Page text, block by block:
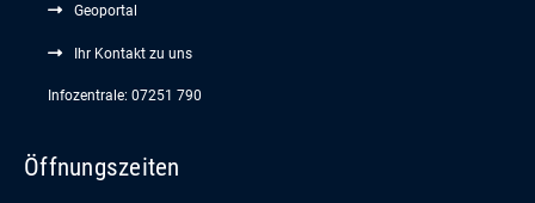
Geoportal
Ihr Kontakt zu uns
Infozentrale: 07251 790
Öffnungszeiten